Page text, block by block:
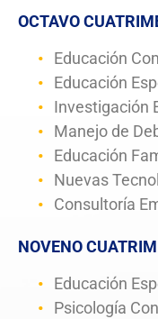
OCTAVO
Educación
Educación
Investigación
Manejo de
Educación
Nuevas
Consultoría
NOVENO
Educación
Psicología